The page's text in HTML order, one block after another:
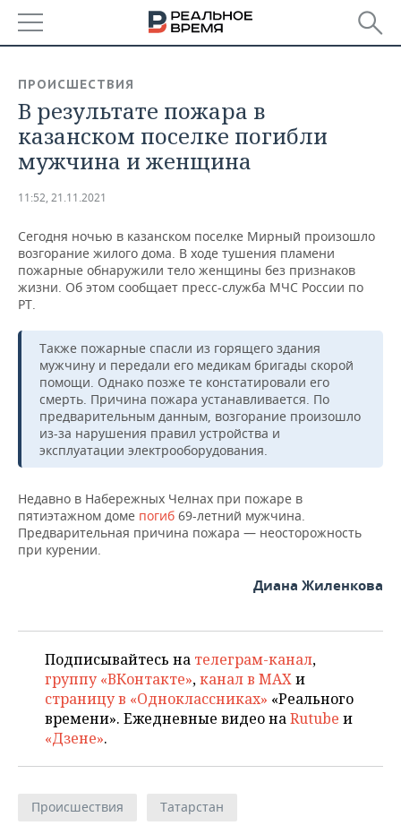
БАШКОРТОСТАН
ТАТАРСТАН
НОВОСТИ
АНАЛИТИКА
ДЕКЛАРАЦИИ О ДОХОДАХ
КОРОЛИ ГОСЗАКАЗА ПФО
ВУЗЫ ТАТАРСТАНА
КОМУ ПРИНАДЛЕЖАТ
ТОРГОВЫЕ ЦЕНТРЫ
ТАТАРСТАНА
НОВОСТИ ЭКОНОМИКИ
ФИНАНСЫ
БАНКИ
БЮДЖЕТ
ИНВЕСТИЦИИ
ПРОМЫШЛЕННОСТЬ
НОВОСТИ
ПРОМЫШЛЕННОСТИ
МАШИНОСТРОЕНИЕ
НЕФТЕХИМИЯ
НЕФТЬ
ЭНЕРГЕТИКА
НЕДВИЖИМОСТЬ
НОВОСТИ НЕДВИЖИМОСТИ
АВТО
НОВОСТИ АВТО
БИЗНЕС
НОВОСТИ БИЗНЕСА
РОЗНИЧНАЯ ТОРГОВЛЯ
УСЛУГИ
ТЕХНОЛОГИИ
НОВОСТИ ТЕХНОЛОГИЙ
МЕДИА
ТЕЛЕКОММУНИКАЦИИ
МЕРОПРИЯТИЯ
ВЫЕЗДНАЯ РЕДАКЦИЯ
БИЗНЕС-БРАНЧИ
НОВОСТИ СПОРТА
ФУТБОЛ
ВОЛЕЙБОЛ
КИБЕРСПОРТ
ФИГУРНОЕ КАТАНИЕ
ВОДНЫЕ ВИДЫ СПОРТА
ОБЩЕСТВО
НОВОСТИ ОБЩЕСТВА
ИСТОРИЯ
КУЛЬТУРА
МЕДИЦИНА
ОБРАЗОВАНИЕ
ФОТОГАЛЕРЕЯ
СПИСОК ПЕРСОН
СПИСОК КОМПАНИЙ
ПОЛНАЯ ВЕРСИЯ
ПРОИСШЕСТВИЯ
В результате пожара в
казанском поселке погибли
мужчина и женщина
11:52, 21.11.2021
Сегодня ночью в казанском поселке Мирный произошло
возгорание жилого дома. В ходе тушения пламени
пожарные обнаружили тело женщины без признаков
жизни. Об этом сообщает пресс-служба МЧС России по
РТ.
Также пожарные спасли из горящего здания
мужчину и передали его медикам бригады скорой
помощи. Однако позже те констатировали его
смерть. Причина пожара устанавливается. По
предварительным данным, возгорание произошло
из-за нарушения правил устройства и
эксплуатации электрооборудования.
Недавно в Набережных Челнах при пожаре в
пятиэтажном доме погиб 69-летний мужчина.
Предварительная причина пожара — неосторожность
при курении.
Диана Жиленкова
Подписывайтесь на телеграм-канал,
группу «ВКонтакте»,канал в MAXи
страницу в «Одноклассниках» «Реального
времени». Ежедневные видео наRutube и
«Дзене».
Происшествия Татарстан